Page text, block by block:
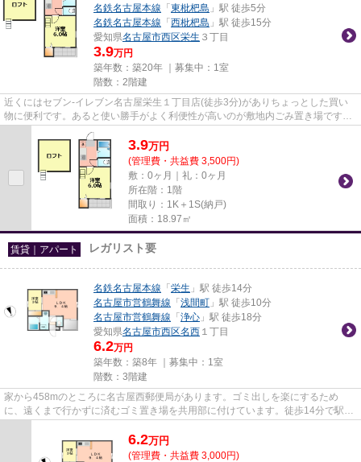
名鉄名古屋本線 「 東枇杷島 」駅 徒歩5分
名鉄名古屋本線 「 西枇杷島 」駅 徒歩15分
愛知県名古屋市西区栄生 ３丁目
3.9万円
築年数：築20年 ｜募集中： 1室
階数：2階建
近くにはセブン-イレブン名古屋栄生１丁目店(徒歩3分)がありちょっとした買い
物に便利です。あると使い勝手がよく利便性が高いのが敷地内ごみ置き場です。
駅から徒歩7分のアパートで、...
3.9万円
(管理費・共益費 3,500円)
敷：0ヶ月｜礼：0ヶ月
所在階：1階
間取り：1K＋1S(納戸)
面積：18.97㎡
賃貸｜アパート レガリスト要
名鉄名古屋本線 「 栄生 」駅 徒歩14分
名古屋市営鶴舞線 「 浅間町 」駅 徒歩10分
名古屋市営鶴舞線 「 浄心 」駅 徒歩18分
愛知県名古屋市西区名西 １丁目
6.2万円
築年数：築8年 ｜募集中： 1室
階数：3階建
家から458mのところに名古屋西郵便局があります。ゴミ出しを楽にするため
に、遠くまで行かずに済むゴミ置き場を共用部に付けています。徒歩14分で駅へ
6.2万円
(管理費・共益費 3,000円)